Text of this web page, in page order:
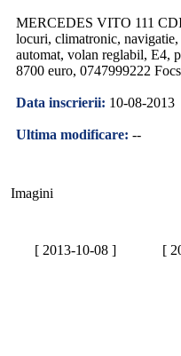
MERCEDES VITO 111
locuri, climatronic,
automat, volan reglabil, E4,
8700 euro, 0747999222
Data inscrierii: 10-08-2013
Ultima modificare: --
Imagini
[ 2013-10-08 ] [